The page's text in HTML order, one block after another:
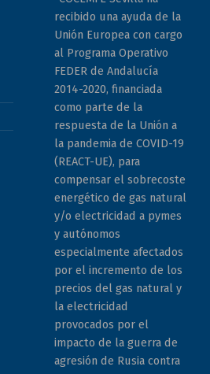
recibido una ayuda de la
Unión Europea con cargo
al Programa Operativo
FEDER de Andalucía
2014-2020, financiada
como parte de la
respuesta de la Unión a
la pandemia de COVID-19
(REACT-UE), para
compensar el sobrecoste
energético de gas natural
y/o electricidad a pymes
y autónomos
especialmente afectados
por el incremento de los
precios del gas natural y
la electricidad
provocados por el
impacto de la guerra de
agresión de Rusia contra